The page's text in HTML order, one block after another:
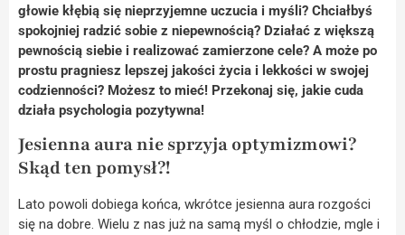
głowie kłębią się nieprzyjemne uczucia i myśli? Chciałbyś
spokojniej radzić sobie z niepewnością? Działać z większą
pewnością siebie i realizować zamierzone cele? A może po
prostu pragniesz lepszej jakości życia i lekkości w swojej
codzienności? Możesz to mieć! Przekonaj się, jakie cuda
działa psychologia pozytywna!
Jesienna aura nie sprzyja optymizmowi?
Skąd ten pomysł?!
Lato powoli dobiega końca, wkrótce jesienna aura rozgości
się na dobre. Wielu z nas już na samą myśl o chłodzie, mgle i